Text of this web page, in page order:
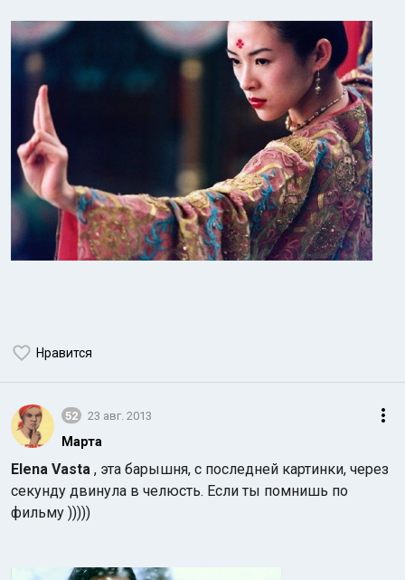
Нравится
52 23 авг. 2013
Марта
Elena Vasta , эта барышня, с последней картинки, через
секунду двинула в челюсть. Если ты помнишь по
фильму )))))